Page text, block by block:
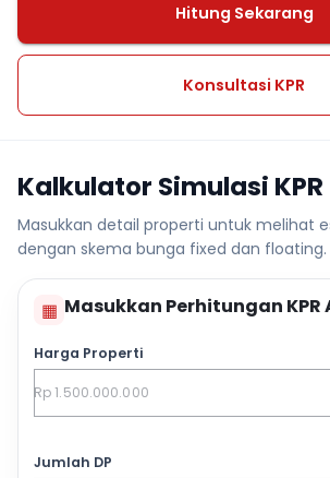
Hitung Sekarang
Konsultasi KPR
Kalkulator Simulasi KPR
Masukkan detail properti untuk melihat
dengan skema bunga fixed dan floating.
▦ Masukkan Perhitungan KPR
Harga Properti
Jumlah DP